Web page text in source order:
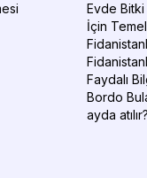
Evde Bitki
İçin
Faydalı
Bordo
ayda